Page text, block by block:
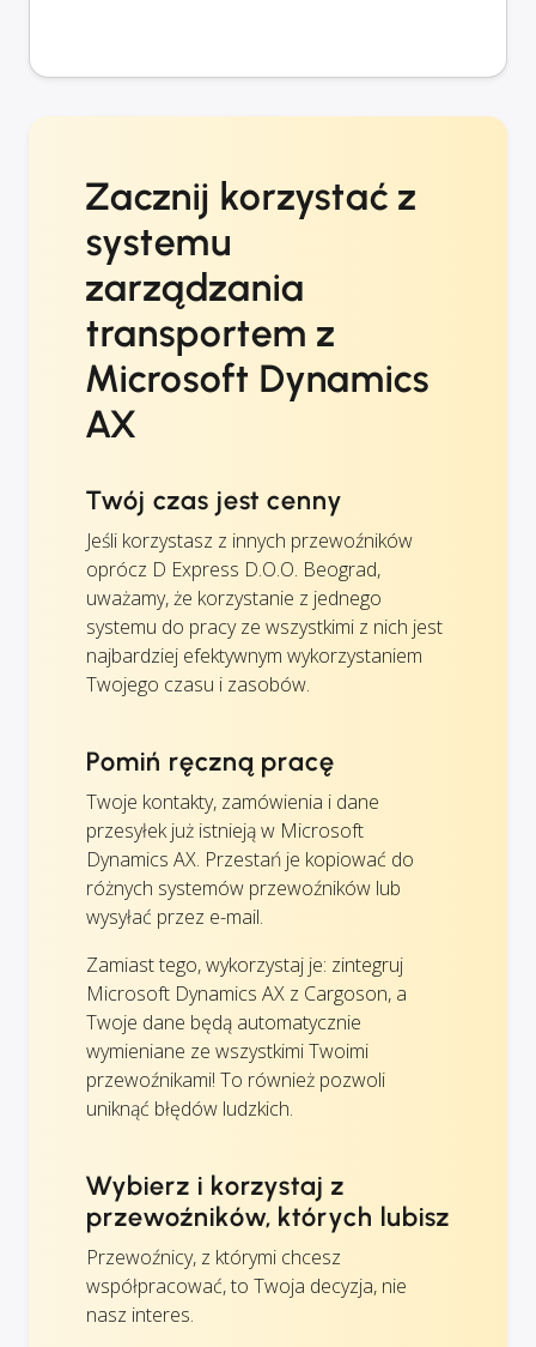
Zacznij korzystać z
systemu
zarządzania
transportem z
Microsoft Dynamics
AX
Twój czas jest cenny
Jeśli korzystasz z innych przewoźników
oprócz D Express D.O.O. Beograd,
uważamy, że korzystanie z jednego
systemu do pracy ze wszystkimi z nich jest
najbardziej efektywnym wykorzystaniem
Twojego czasu i zasobów.
Pomiń ręczną pracę
Twoje kontakty, zamówienia i dane
przesyłek już istnieją w Microsoft
Dynamics AX. Przestań je kopiować do
różnych systemów przewoźników lub
wysyłać przez e-mail.
Zamiast tego, wykorzystaj je: zintegruj
Microsoft Dynamics AX z Cargoson, a
Twoje dane będą automatycznie
wymieniane ze wszystkimi Twoimi
przewoźnikami! To również pozwoli
uniknąć błędów ludzkich.
Wybierz i korzystaj z
przewoźników, których lubisz
Przewoźnicy, z którymi chcesz
współpracować, to Twoja decyzja, nie
nasz interes.